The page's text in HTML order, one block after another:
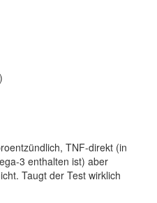
TNF-direkt (in
3 enthalten ist) aber
Taugt der Test wirklich